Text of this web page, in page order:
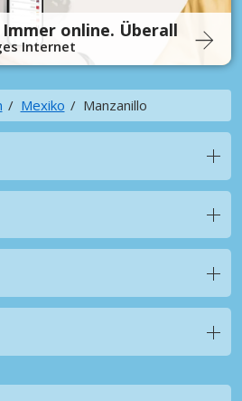
online. Überall
Internet
Mexiko Manzanillo